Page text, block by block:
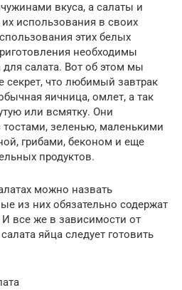
вкуса, а салаты и
использования в своих
этих белых
необходимы
для салата. Вот об этом мы
секрет, что любимый завтрак
яичница, омлет, а так
или всмятку. Они
тостами, зеленью, маленькими
грибами, беконом и еще
продуктов.
можно назвать
из них обязательно содержат
все же в зависимости от
яйца следует готовить